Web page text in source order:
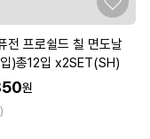
전 프로쉴드 칠 면도날
)총12입 x2SET(SH)
원